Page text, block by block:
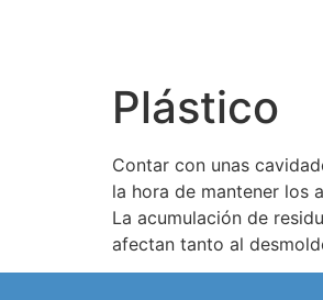
Plástico
Contar con unas
la hora de mantener los
La acumulación de
afectan tanto al